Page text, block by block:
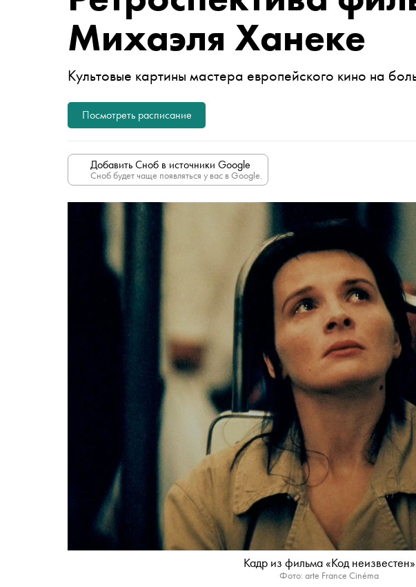
Михаэля Ханеке
Культовые картины мастера европейского кино на
Посмотреть расписание
Добавить Сноб в источники Google
Сноб будет чаще появляться у вас в Google.
Кадр из фильма «Код неизвестен»
Фото: arte France Cinéma